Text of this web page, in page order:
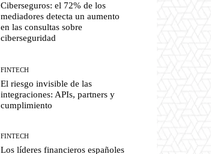
Ciberseguros: el 72% de los
mediadores detecta un aumento
en las consultas sobre
ciberseguridad
FINTECH
El riesgo invisible de las
integraciones: APIs, partners y
cumplimiento
FINTECH
Los líderes financieros españoles